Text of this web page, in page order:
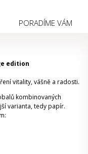
PORADÍME VÁM
edition
vitality, vášně a radosti.
kombinovaných
varianta, tedy papír.